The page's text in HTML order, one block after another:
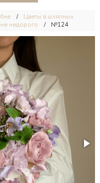
Цветы в шляпных
недорого №124